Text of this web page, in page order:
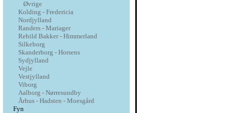
Øvrige
Kolding - Fredericia
Nordjylland
Randers - Mariager
Rebild Bakker - Himmerland
Silkeborg
Skanderborg - Horsens
Sydjylland
Vejle
Vestjylland
Viborg
Aalborg - Nørresundby
Århus - Hadsten - Moesgård
Fyn